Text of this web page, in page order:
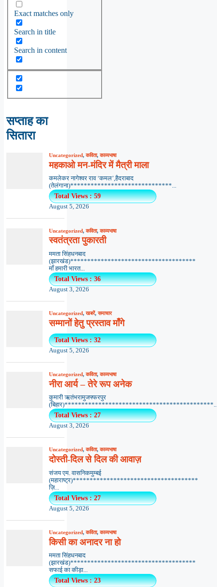
Exact matches only
Search in title
Search in content
सप्ताह का
सितारा
Uncategorized,कविता,काव्यभाषा
महकाओ मन-मंदिर में मैत्री माला
कमलेकर नागेश्वर राव ‘कमल’,हैदराबाद
(तेलंगाना)******************************...
Total Views : 59
August 5, 2026
Uncategorized,कविता,काव्यभाषा
स्वतंत्रता पुकारती
ममता सिंहधनबाद
(झारखंड)*************************************
माँ हमारी भारत...
Total Views : 36
August 3, 2026
Uncategorized,खबरें,समाचार
सम्मानों हेतु प्रस्ताव माँगे
Total Views : 32
August 5, 2026
Uncategorized,कविता,काव्यभाषा
नीरा आर्य – तेरे रूप अनेक
कुमारी ऋतंभरामुजफ्फरपुर
Total Views : 27
August 3, 2026
Uncategorized,कविता,काव्यभाषा
दोस्ती-दिल से दिल की आवाज़
संजय एम. वासनिकमुम्बई
(महाराष्ट्र)*************************************
ज़ि...
Total Views : 27
August 5, 2026
Uncategorized,कविता,काव्यभाषा
किसी का अनादर ना हो
ममता सिंहधनबाद
(झारखंड)*************************************
सफाई का कीड़ा...
Total Views : 23